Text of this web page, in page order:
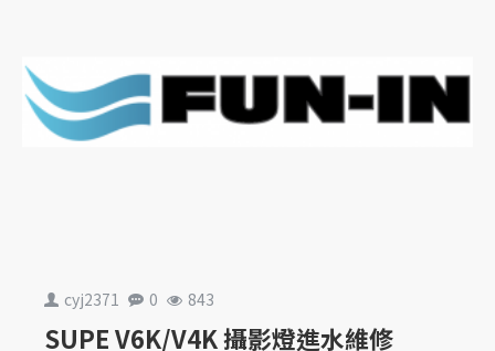
cyj2371 0 843
SUPE V6K/V4K 攝影燈進水維修